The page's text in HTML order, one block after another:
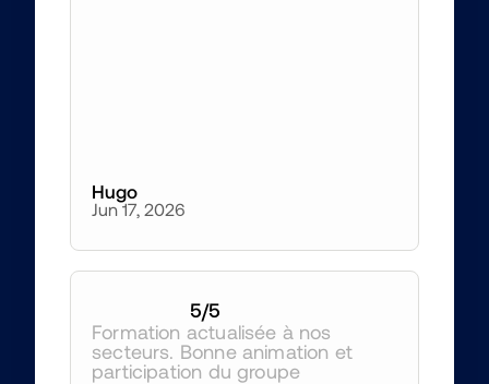
Hugo
Jun 17, 2026
5/5
Formation actualisée à nos
secteurs. Bonne animation et
participation du groupe